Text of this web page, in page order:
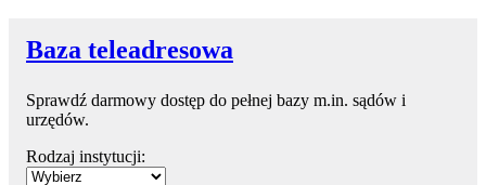
Baza teleadresowa
Sprawdź darmowy dostęp do pełnej bazy m.in. sądów i
urzędów.
Rodzaj instytucji: